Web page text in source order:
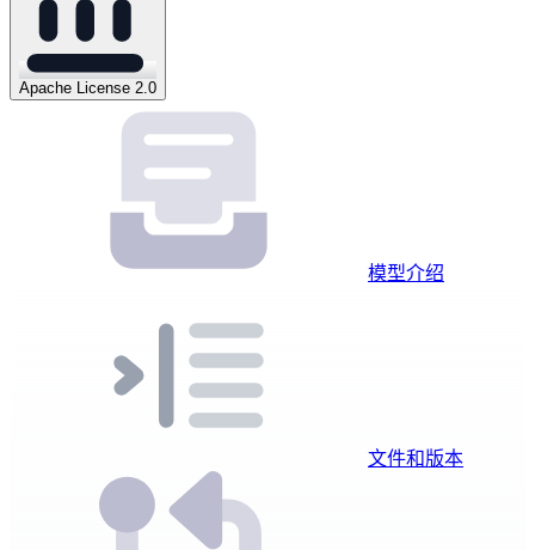
Apache License 2.0
模型介绍
文件和版本